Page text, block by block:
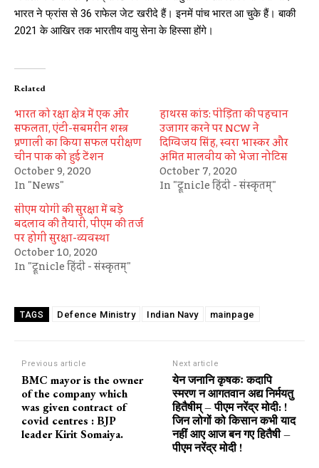
भारत ने फ्रांस से 36 राफेल जेट खरीदे हैं। इनमें पांच भारत आ चुके हैं। बाकी
2021 के आखिर तक भारतीय वायु सेना के हिस्सा होंगे।
Related
भारत को रक्षा क्षेत्र में एक और
सफलता, एंटी-सबमरीन शस्त्र
प्रणाली का किया सफल परीक्षण
चीन पाक को हुई टेंशन
October 9, 2020
In "News"
हाथरस कांड: पीड़िता की पहचान
उजागर करने पर NCW ने
दिग्विजय सिंह, स्वरा भास्कर और
अमित मालवीय को भेजा नोटिस
October 7, 2020
In "ट्रूnicle हिंदी - संस्कृतम्"
सीएम योगी की सुरक्षा में बड़े
बदलाव की तैयारी, पीएम की तर्ज
पर होगी सुरक्षा-व्यवस्था
October 10, 2020
In "ट्रूnicle हिंदी - संस्कृतम्"
TAGS Defence Ministry Indian Navy mainpage
Previous article
BMC mayor is the owner
of the company which
was given contract of
covid centres : BJP
leader Kirit Somaiya.
Next article
येन जनानि कृषकः कदापि
स्मरण न आगतवान अद्य निर्मयतु
हितैषीम् – पीएम नरेंद्र मोदी: !
जिन लोगों को किसान कभी याद
नहीं आए आज बन गए हितैषी –
पीएम नरेंद्र मोदी !